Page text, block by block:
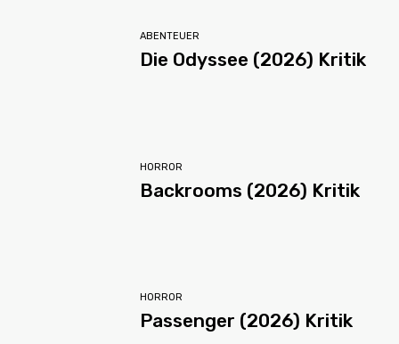
ABENTEUER
Die Odyssee (2026) Kritik
HORROR
Backrooms (2026) Kritik
HORROR
Passenger (2026) Kritik